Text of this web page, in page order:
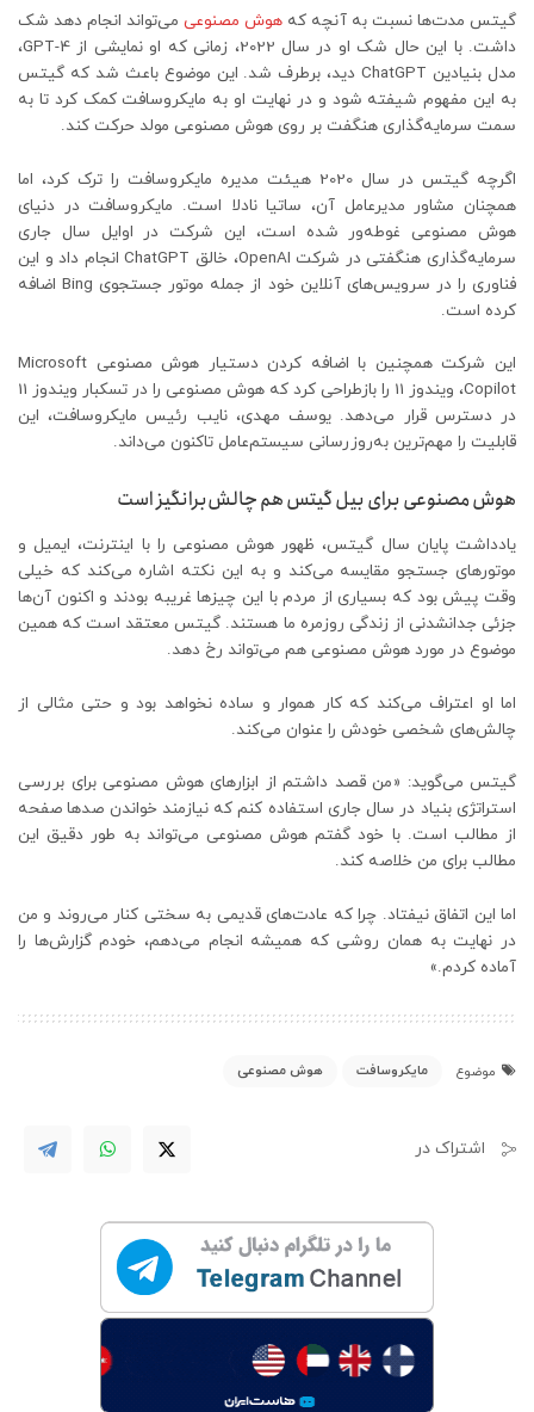
گیتس مدت‌ها نسبت به آنچه که هوش مصنوعی می‌تواند انجام دهد شک
داشت. با این حال شک او در سال 2022، زمانی که او نمایشی از GPT-4،
مدل بنیادین ChatGPT دید، برطرف شد. این موضوع باعث شد که گیتس
به این مفهوم شیفته شود و در نهایت او به مایکروسافت کمک کرد تا به
سمت سرمایه‌گذاری هنگفت بر روی هوش مصنوعی مولد حرکت کند.
اگرچه گیتس در سال 2020 هیئت مدیره مایکروسافت را ترک کرد، اما
همچنان مشاور مدیرعامل آن، ساتیا نادلا است. مایکروسافت در دنیای
هوش مصنوعی غوطه‌ور شده است، این شرکت در اوایل سال جاری
سرمایه‌گذاری هنگفتی در شرکت OpenAI، خالق ChatGPT انجام داد و این
فناوری را در سرویس‌های آنلاین خود از جمله موتور جستجوی Bing اضافه
کرده است.
این شرکت همچنین با اضافه کردن دستیار هوش مصنوعی Microsoft
Copilot، ویندوز 11 را بازطراحی کرد که هوش مصنوعی را در تسکبار ویندوز 11
در دسترس قرار می‌دهد. یوسف مهدی، نایب رئیس مایکروسافت، این
قابلیت را مهم‌ترین به‌روزرسانی سیستم‌عامل تاکنون می‌داند.
هوش مصنوعی برای بیل گیتس هم چالش‌برانگیز است
یادداشت پایان سال گیتس، ظهور هوش مصنوعی را با اینترنت، ایمیل و
موتورهای جستجو مقایسه می‌کند و به این نکته اشاره می‌کند که خیلی
وقت پیش بود که بسیاری از مردم با این چیزها غریبه بودند و اکنون آن‌ها
جزئی جدانشدنی از زندگی روزمره ما هستند. گیتس معتقد است که همین
موضوع در مورد هوش مصنوعی هم می‌تواند رخ دهد.
اما او اعتراف می‌کند که کار هموار و ساده نخواهد بود و حتی مثالی از
چالش‌های شخصی خودش را عنوان می‌کند.
گیتس می‌گوید: «من قصد داشتم از ابزارهای هوش مصنوعی برای بررسی
استراتژی بنیاد در سال جاری استفاده کنم که نیازمند خواندن صدها صفحه
از مطالب است. با خود گفتم هوش مصنوعی می‌تواند به طور دقیق این
مطالب برای من خلاصه کند.
اما این اتفاق نیفتاد. چرا که عادت‌های قدیمی به سختی کنار می‌روند و من
در نهایت به همان روشی که همیشه انجام می‌دهم، خودم گزارش‌ها را
آماده کردم.»
موضوع مایکروسافت هوش مصنوعی
اشتراک در